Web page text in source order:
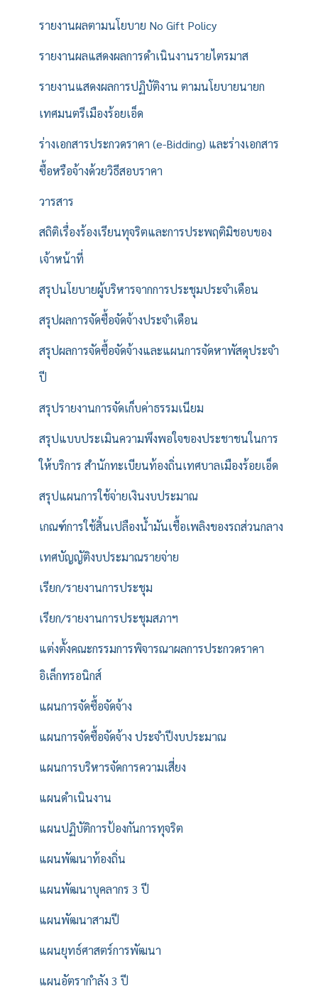
รายงานผลตามนโยบาย No Gift Policy
รายงานผลแสดงผลการดำเนินงานรายไตรมาส
รายงานแสดงผลการปฏิบัติงาน ตามนโยบายนายก
เทศมนตรีเมืองร้อยเอ็ด
ร่างเอกสารประกวดราคา (e-Bidding) และร่างเอกสาร
ซื้อหรือจ้างด้วยวิธีสอบราคา
วารสาร
สถิติเรื่องร้องเรียนทุจริตและการประพฤติมิชอบของ
เจ้าหน้าที่
สรุปนโยบายผู้บริหารจากการประชุมประจำเดือน
สรุปผลการจัดซื้อจัดจ้างประจำเดือน
สรุปผลการจัดซื้อจัดจ้างและแผนการจัดหาพัสดุประจำ
ปี
สรุปรายงานการจัดเก็บค่าธรรมเนียม
สรุปแบบประเมินความพึงพอใจของประชาชนในการ
ให้บริการ สำนักทะเบียนท้องถิ่นเทศบาลเมืองร้อยเอ็ด
สรุปแผนการใช้จ่ายเงินงบประมาณ
เกณฑ์การใช้สิ้นเปลืองน้ำมันเชื้อเพลิงของรถส่วนกลาง
เทศบัญญัติงบประมาณรายจ่าย
เรียก/รายงานการประชุม
เรียก/รายงานการประชุมสภาฯ
แต่งตั้งคณะกรรมการพิจารณาผลการประกวดราคา
อิเล็กทรอนิกส์
แผนการจัดซื้อจัดจ้าง
แผนการจัดซื้อจัดจ้าง ประจำปีงบประมาณ
แผนการบริหารจัดการความเสี่ยง
แผนดำเนินงาน
แผนปฏิบัติการป้องกันการทุจริต
แผนพัฒนาท้องถิ่น
แผนพัฒนาบุคลากร 3 ปี
แผนพัฒนาสามปี
แผนยุทธ์ศาสตร์การพัฒนา
แผนอัตรากำลัง 3 ปี